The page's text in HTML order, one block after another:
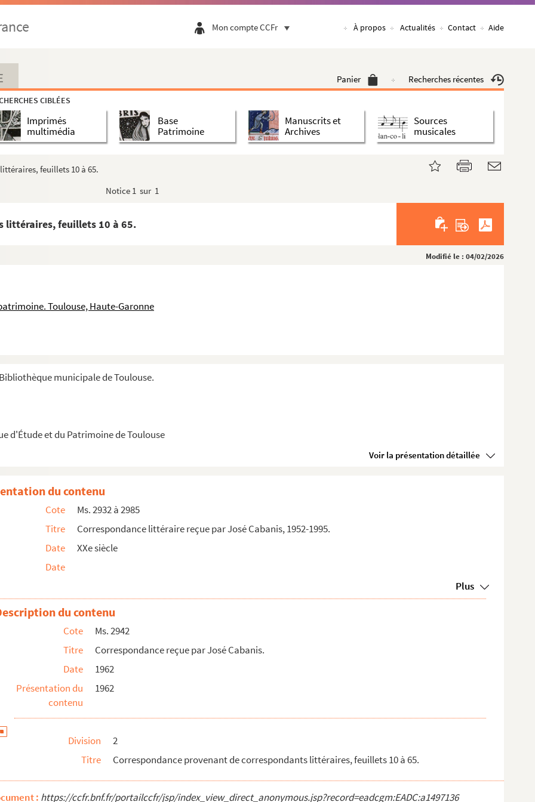
Mon compte CCFr À propos Actualités Contact Aide
Panier Recherches récentes
CIBLÉES
Imprimés
multimédia
Base
Patrimoine
Manuscrits et
Archives
Sources
musicales
feuillets 10 à 65.
Notice 1 sur 1
littéraires, feuillets 10 à 65.
Modifié le : 04/02/2026
Toulouse, Haute-Garonne
municipale de Toulouse.
d'Étude et du Patrimoine de Toulouse
Voir la présentation détaillée
du tricentenaire de la mort de Bussy-Rabutin...
Rabutin]
à l’Académie française.
journaux].
José Cabanis aux éditions Gallimard].
1952-1995.
1 à 9.
feuillets 10 à 65.
66 à 144.
du contenu
Cote
Ms. 2932 à 2985
Titre
Correspondance littéraire reçue par José Cabanis, 1952-1995.
Date
XXe siècle
Date
Plus
du contenu
Cote
Ms. 2942
Titre
Correspondance reçue par José Cabanis.
Date
1962
Présentation du
contenu
1962
Division
2
Titre
Correspondance provenant de correspondants littéraires, feuillets 10 à 65.
: https://ccfr.bnf.fr/portailccfr/jsp/index_view_direct_anonymous.jsp?record=eadcgm:EADC:a1497136